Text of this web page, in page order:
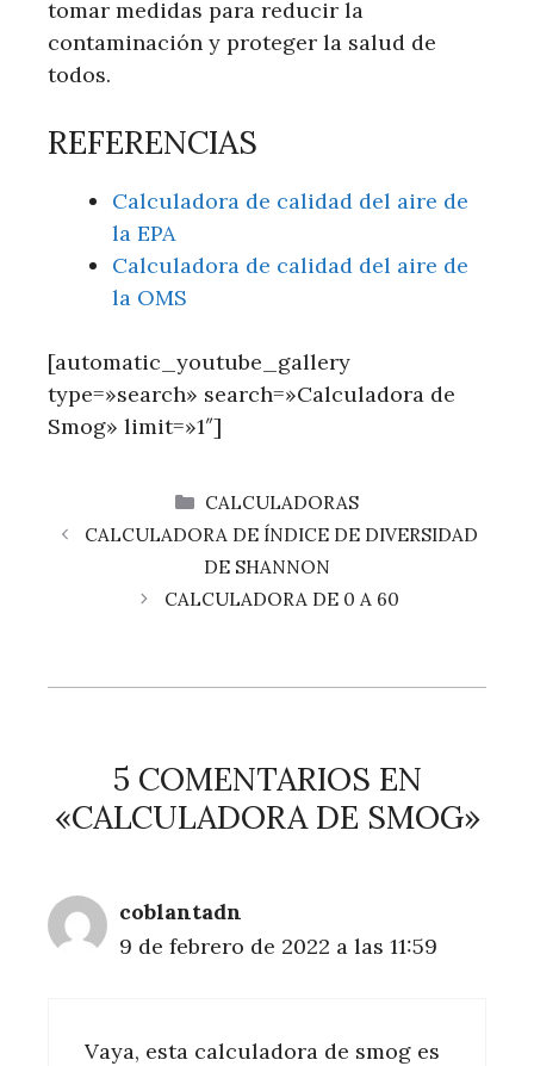
tomar medidas para reducir la
contaminación y proteger la salud de
todos.
REFERENCIAS
Calculadora de calidad del aire de
la EPA
Calculadora de calidad del aire de
la OMS
[automatic_youtube_gallery
type=»search» search=»Calculadora de
Smog» limit=»1″]
CATEGORÍAS
CALCULADORAS
CALCULADORA DE ÍNDICE DE DIVERSIDAD
DE SHANNON
CALCULADORA DE 0 A 60
5 COMENTARIOS EN
«CALCULADORA DE SMOG»
coblantadn
9 de febrero de 2022 a las 11:59
Vaya, esta calculadora de smog es